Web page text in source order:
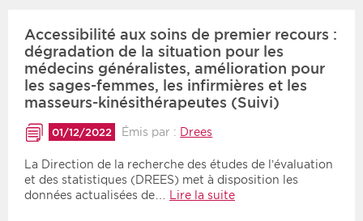
Accessibilité aux soins de premier recours :
dégradation de la situation pour les
médecins généralistes, amélioration pour
les sages-femmes, les infirmières et les
masseurs-kinésithérapeutes (Suivi)
01/12/2022 Émis par : Drees
La Direction de la recherche des études de l’évaluation
et des statistiques (DREES) met à disposition les
données actualisées de…
Lire la suite